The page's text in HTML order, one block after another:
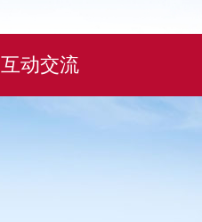
互动交流